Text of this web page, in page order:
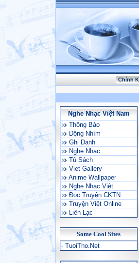
Chính
Nghe Nhạc Việt Nam
Thông Báo
Động Nhím
Ghi Danh
Nghe Nhac
Tủ Sách
Viet Gallery
Anime Wallpaper
Nghe Nhạc Việt
Đọc Truyện CKTN
Truyện Việt Online
Liên Lạc
Some Cool Sites
- TuoiTho.Net